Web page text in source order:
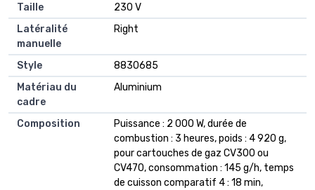
Taille
‎230 V
Latéralité
manuelle
‎Right
Style
‎8830685
Matériau du
cadre
‎Aluminium
Composition
‎Puissance : 2 000 W, durée de
combustion : 3 heures, poids : 4 920 g,
pour cartouches de gaz CV300 ou
CV470, consommation : 145 g/h, temps
de cuisson comparatif 4 : 18 min,